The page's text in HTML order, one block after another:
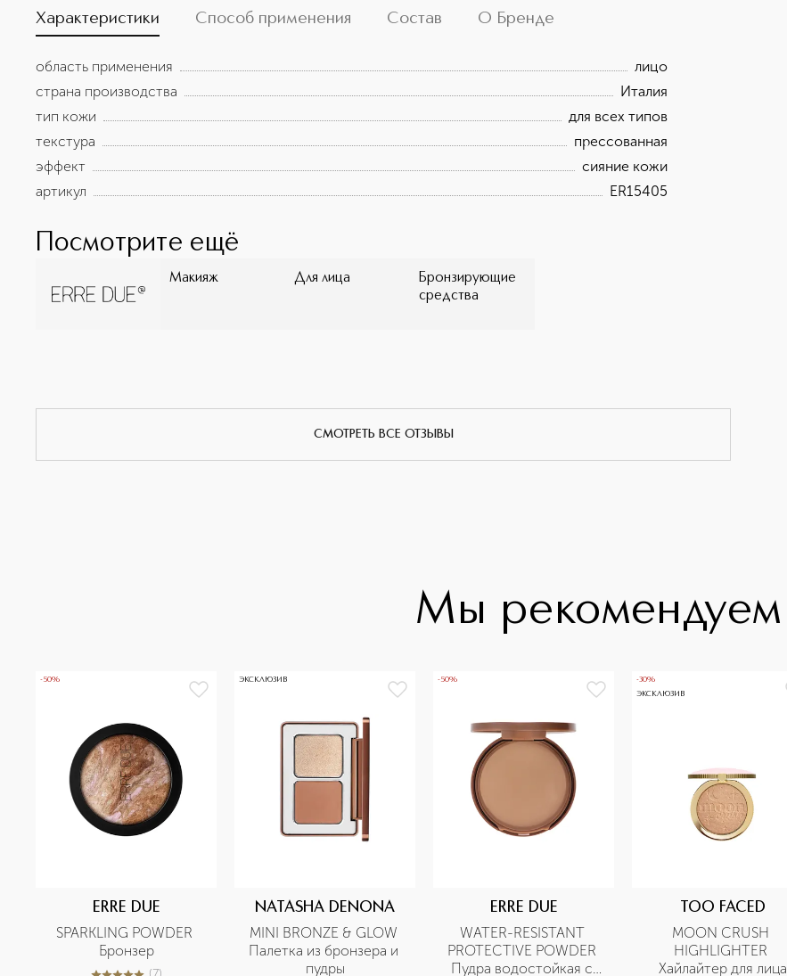
Характеристики Способ применения Состав О Бренде
область применения
лицо
страна производства
Италия
тип кожи
для всех типов
текстура
прессованная
эффект
сияние кожи
артикул
ER15405
Посмотрите ещё
Макияж Для лица
Бронзирующие
средства
СМОТРЕТЬ ВСЕ ОТЗЫВЫ
Мы рекомендуем
-50%
ERRE DUE
SPARKLING POWDER
Бронзер
ЭКСКЛЮЗИВ
NATASHA DENONA
MINI BRONZE & GLOW
Палетка из бронзера и
пудры
-50%
ERRE DUE
WATER-RESISTANT
PROTECTIVE POWDER
Пудра водостойкая с
-30%
ЭКСКЛЮЗИВ
TOO FACED
MOON CRUSH
HIGHLIGHTER
Хайлайтер для лица